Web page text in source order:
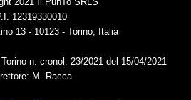
12319330010
13 - 10123 - Torino, Italia
n. cronol. 23/2021 del 15/04/2021
M. Racca